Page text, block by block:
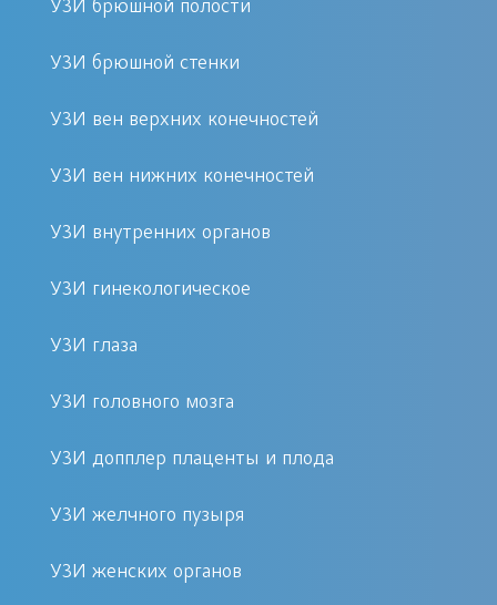
Разновидности УЗИ простаты
На сегодняшний день в распоряжении
датчиков, при помощи которых
участок мужского организма:
Наружный или
переднюю стенку брюшной
получить максимум
специальная подготовка, однако
УЗИ брюшной полости
УЗИ брюшной стенки
УЗИ вен верхних конечностей
УЗИ вен нижних конечностей
УЗИ внутренних органов
УЗИ гинекологическое
УЗИ глаза
УЗИ головного мозга
УЗИ допплер плаценты и плода
УЗИ желчного пузыря
УЗИ женских органов